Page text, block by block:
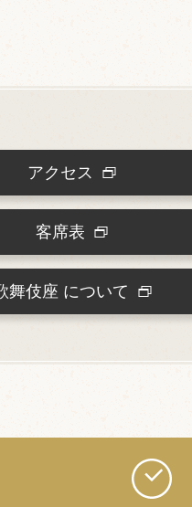
アクセス
客席表
舞伎座 について